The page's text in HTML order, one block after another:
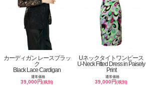
カーディガン レースブラッ
ク
Black Lace Cardigan
通常価格
39,000円(税別)
Uネックタイトワンピース
U-Neck Fitted Dress in Paisely
Print
通常価格
39,000円(税別)